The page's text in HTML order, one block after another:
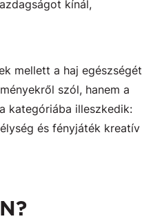
kínál,
mellett a haj egészségét
szól, hanem a
kategóriába illeszkedik:
és fényjáték kreatív